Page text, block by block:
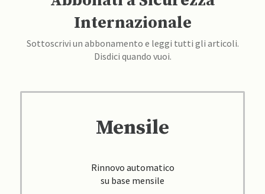
Internazionale
Sottoscrivi un abbonamento e leggi tutti gli articoli.
Disdici quando vuoi.
Mensile
Rinnovo automatico
su base mensile